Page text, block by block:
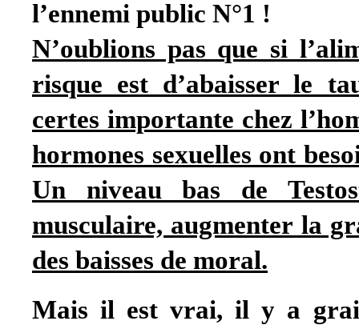
l’ennemi public N°1 !
N’oublions pas que si
risque est d’abaisser le
certes importante chez
hormones sexuelles ont
Un niveau bas de
musculaire, augmenter la
des baisses de moral.
Mais il est vrai, il y a